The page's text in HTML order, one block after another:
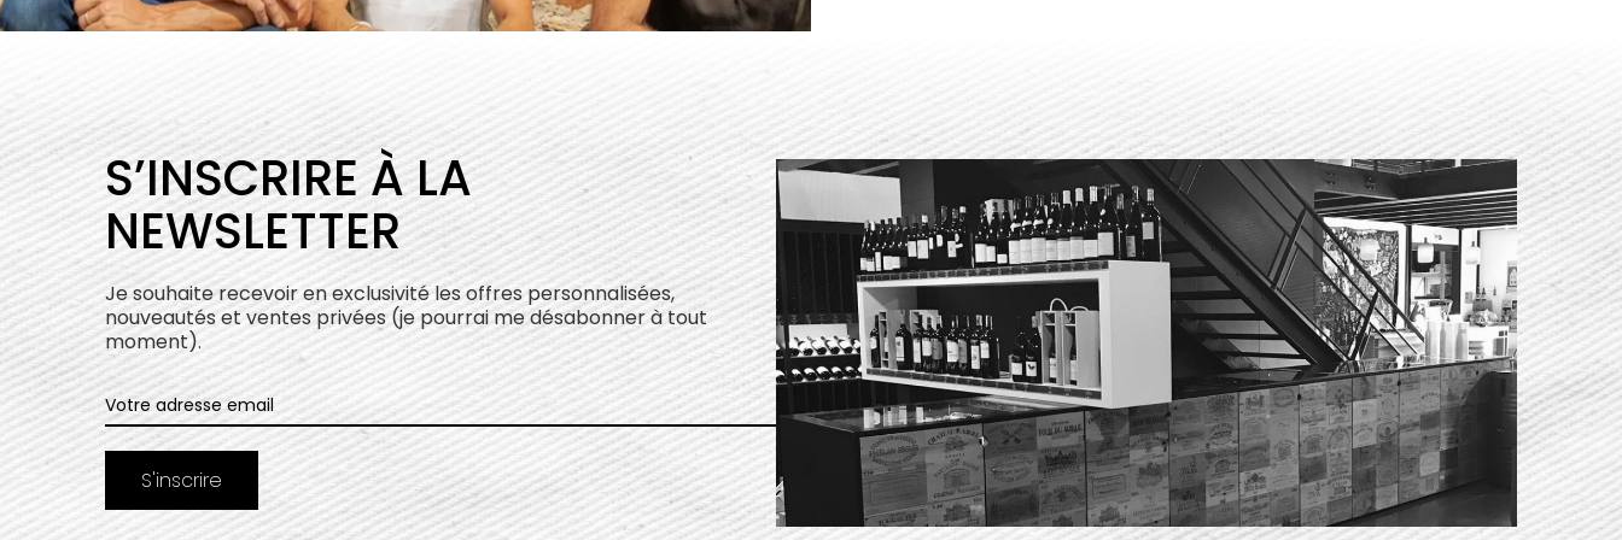
S’INSCRIRE À LA
NEWSLETTER
Je souhaite recevoir en exclusivité les offres personnalisées,
nouveautés et ventes privées (je pourrai me désabonner à tout
moment).